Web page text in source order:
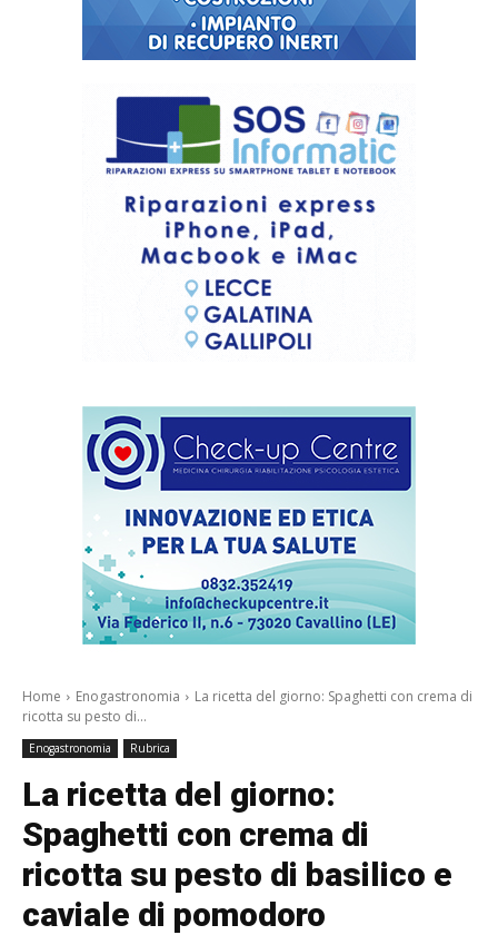
Home Enogastronomia
La ricetta del giorno: Spaghetti con crema di
ricotta su pesto di...
Enogastronomia Rubrica
La ricetta del giorno:
Spaghetti con crema di
ricotta su pesto di basilico e
caviale di pomodoro